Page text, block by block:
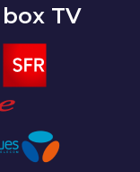
TV